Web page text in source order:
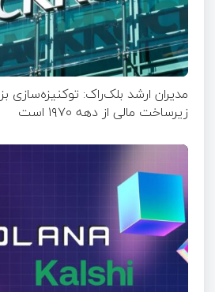
مدیران ارشد بلک‌راک: توکنیزه‌سازی
زیرساخت مالی از دهه ۱۹۷۰ است